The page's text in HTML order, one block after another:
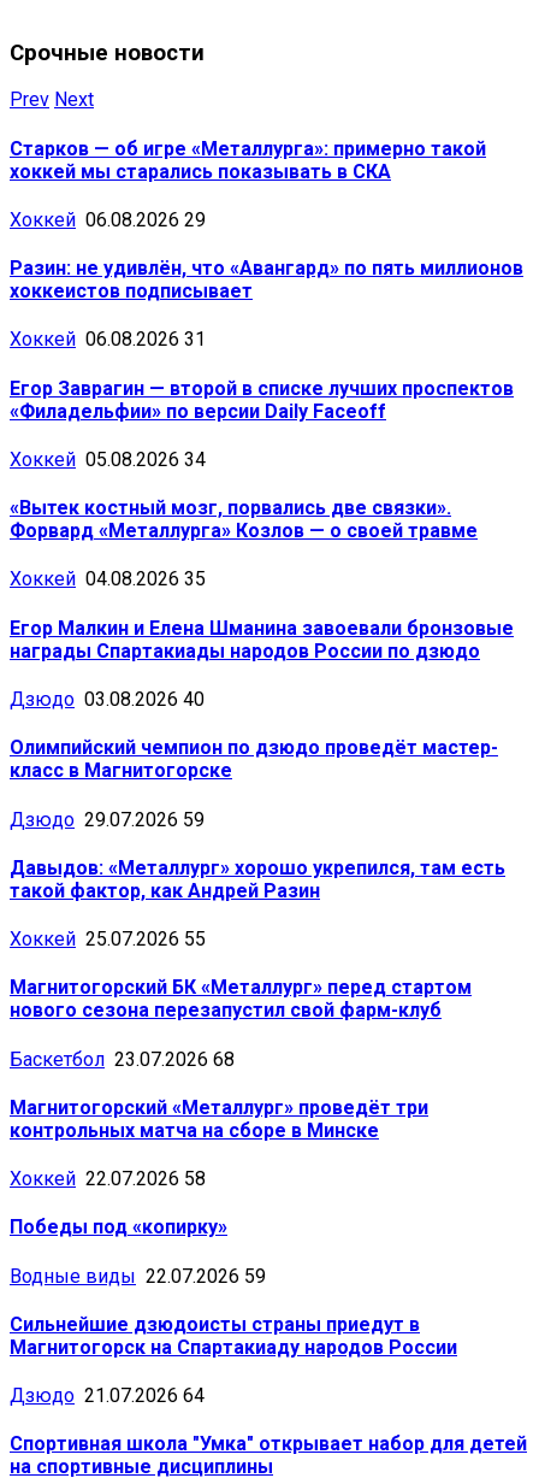
Срочные новости
Prev Next
Старков — об игре «Металлурга»: примерно такой
хоккей мы старались показывать в СКА
Хоккей 06.08.2026 29
Разин: не удивлён, что «Авангард» по пять миллионов
хоккеистов подписывает
Хоккей 06.08.2026 31
Егор Заврагин — второй в списке лучших проспектов
«Филадельфии» по версии Daily Faceoff
Хоккей 05.08.2026 34
«Вытек костный мозг, порвались две связки».
Форвард «Металлурга» Козлов — о своей травме
Хоккей 04.08.2026 35
Егор Малкин и Елена Шманина завоевали бронзовые
награды Спартакиады народов России по дзюдо
Дзюдо 03.08.2026 40
Олимпийский чемпион по дзюдо проведёт мастер-
класс в Магнитогорске
Дзюдо 29.07.2026 59
Давыдов: «Металлург» хорошо укрепился, там есть
такой фактор, как Андрей Разин
Хоккей 25.07.2026 55
Магнитогорский БК «Металлург» перед стартом
нового сезона перезапустил свой фарм-клуб
Баскетбол 23.07.2026 68
Магнитогорский «Металлург» проведёт три
контрольных матча на сборе в Минске
Хоккей 22.07.2026 58
Победы под «копирку»
Водные виды 22.07.2026 59
Сильнейшие дзюдоисты страны приедут в
Магнитогорск на Спартакиаду народов России
Дзюдо 21.07.2026 64
Спортивная школа "Умка" открывает набор для детей
на спортивные дисциплины